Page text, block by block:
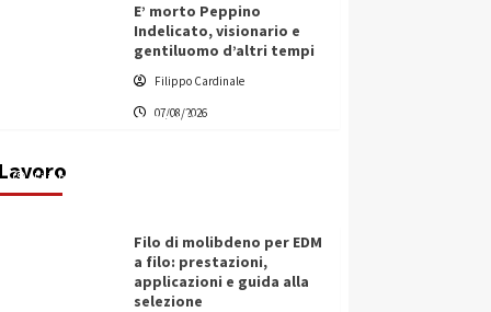
E’ morto Peppino
Indelicato, visionario e
gentiluomo d’altri tempi
Filippo Cardinale
07/08/2026
Lavoro
L’ingegnere saccense Buscarnera
partner chiave di un progetto
transnazionale per la transizione
Filippo Cardinale
Filo di molibdeno per EDM
a filo: prestazioni,
applicazioni e guida alla
selezione